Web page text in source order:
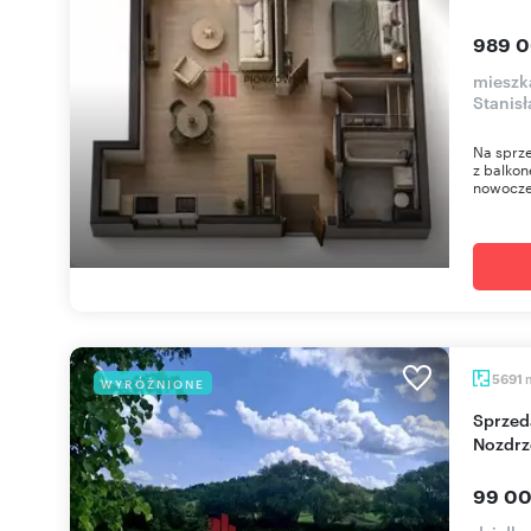
989
Na
z
WYRÓŻNIONE 5691
Sprzedam działkę 5 691 m² przy Sanu w
99